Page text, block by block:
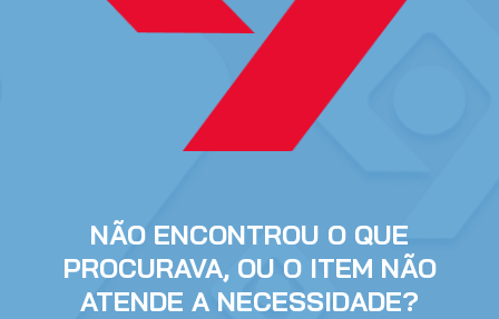
NÃO ENCONTROU O QUE
PROCURAVA, OU O ITEM NÃO
ATENDE A NECESSIDADE?